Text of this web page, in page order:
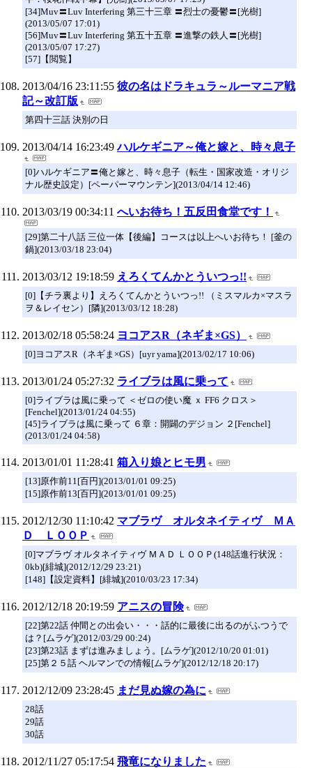
[34]Muv〓Luv Interfering 第三十三章 〓烈士の憂鬱〓[光樹]
(2013/05/07 17:01)
[56]Muv〓Luv Interfering 第五十五章 〓進撃の鉄人〓[光樹]
(2013/05/07 17:27)
[57]【閲覧】
2013/04/16 23:11:55 彼の名はドラキュラ～ルーマニア戦
記～改訂版
第四十三話 決別の日
2013/04/14 16:23:49 ハルケギニア～俺と嫁と、時々息子
[0]ハルケギニア〓俺と嫁と、時々息子（転生・国家改造・オリジ
ナル歴史設定）[ペーパーマウンテン](2013/04/14 12:46)
2013/03/19 00:34:11 へいお待ち！五反田食堂です！
[29]第二十八話 三位一体【後編】コースは以上へいお待ち！ [釜の
鍋](2013/03/18 23:04)
2013/03/12 19:18:59 えろくてんかとういつっ!!
[0]【チラ裏より】えろくてんかとういつっ!! （ミスマルカ×マスラ
ヲ＆レイセン）[隣](2013/03/12 18:28)
2013/02/18 05:58:24 ヨコアスR（ネギま×GS）
[0]ヨコアスR（ネギま×GS）[uyr yama](2013/02/17 10:06)
2013/01/24 05:27:32 ライブラは風に乗って
[0]ライブラは風に乗って ＜ゼロの使い魔 ｘ FF6 クロス＞
[Fenchel](2013/01/24 04:55)
[45]ライブラは風に乗って ６章：開闢のデジョン ２[Fenchel]
(2013/01/24 04:58)
2013/01/01 11:28:41 箱入り娘とヒモ男
[13]原作前11[百円](2013/01/01 09:25)
[15]原作前13[百円](2013/01/01 09:25)
2012/12/30 11:10:42 マブラヴ オルタネイティヴ ＭＡ
Ｄ ＬＯＯＰ
[0]マブラヴ オルタネイティヴ ＭＡＤ ＬＯＯＰ(148話進行状況：
0kb)[緋城](2012/12/29 23:21)
[148]【設定資料】[緋城](2010/03/23 17:34)
2012/12/18 20:19:59 アニスの冒険
[22]第22話 仲間との出会い・・・話的に最後に出るのがふつうで
は？[ムラゲ](2012/03/29 00:24)
[23]第23話 まずは進みましょう。[ムラゲ](2012/10/20 01:01)
[25]第２５話 ヘルマンでの情報[ムラゲ](2012/12/18 20:17)
2012/12/09 23:28:45 まだ見ぬ嫁の為に
28話
29話
30話
2012/11/27 05:17:54 飛竜になりました